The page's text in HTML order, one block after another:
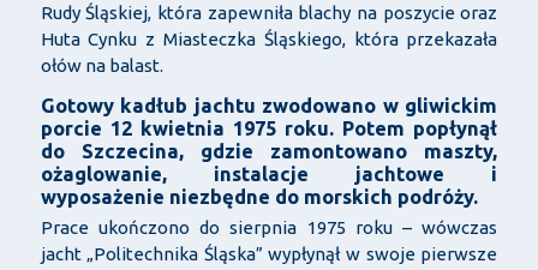
Rudy Śląskiej, która zapewniła blachy na poszycie oraz
Huta Cynku z Miasteczka Śląskiego, która przekazała
ołów na balast.
Gotowy kadłub jachtu zwodowano w gliwickim
porcie 12 kwietnia 1975 roku. Potem popłynął
do Szczecina, gdzie zamontowano maszty,
ożaglowanie, instalacje jachtowe i
wyposażenie niezbędne do morskich podróży.
Prace ukończono do sierpnia 1975 roku – wówczas
jacht „Politechnika Śląska” wypłynął w swoje pierwsze